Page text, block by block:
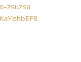
zsuzsa